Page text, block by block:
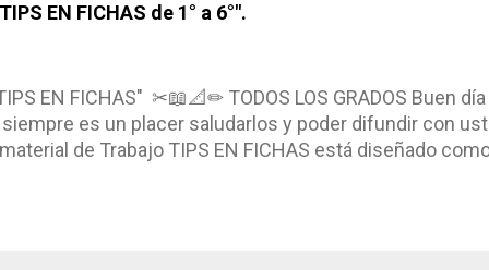
CONTINUA *Basarse en un diagnóstico escolar
EN FICHAS de 1° a 6°".
EN FICHAS" ✂📖📐✏ TODOS LOS GRADOS Buen
es un placer saludarlos y poder difundir con
de Trabajo TIPS EN FICHAS está diseñado
Compañeros que el día de hoy nos visitan